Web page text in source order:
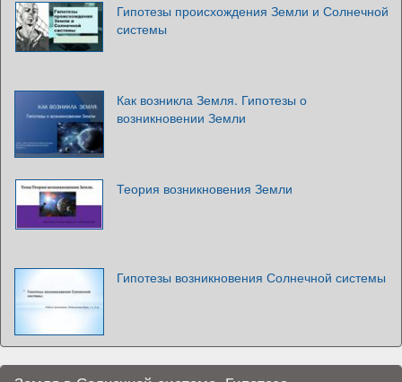
Гипотезы происхождения Земли и Солнечной
системы
Как возникла Земля. Гипотезы о
возникновении Земли
Теория возникновения Земли
Гипотезы возникновения Солнечной системы